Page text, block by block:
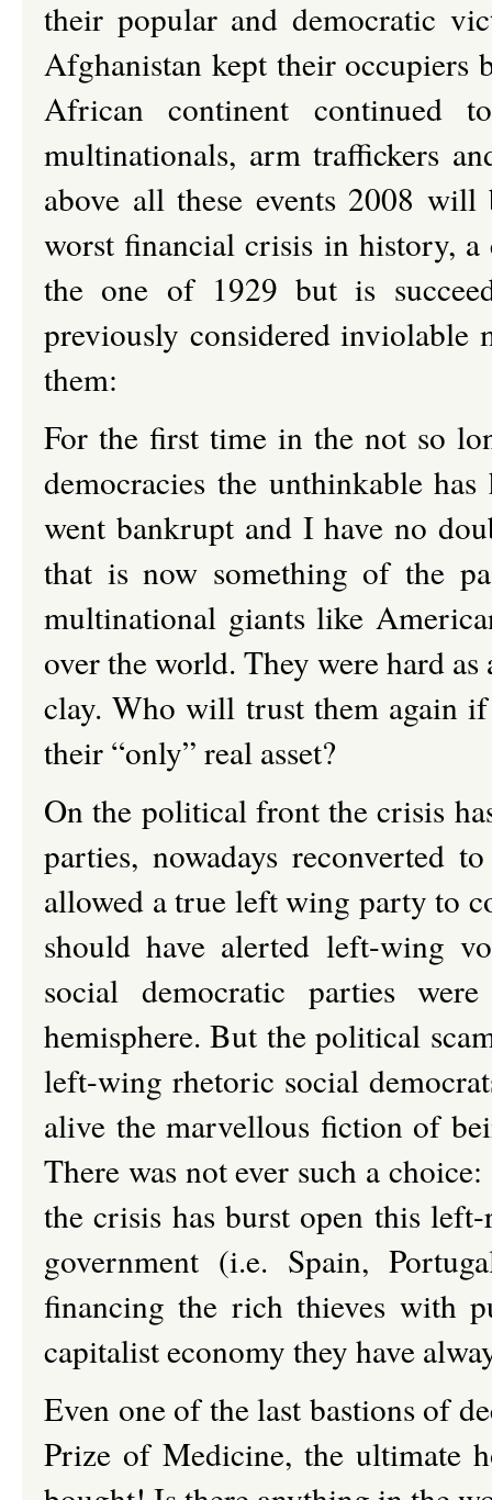
their popular and democratic
Afghanistan kept their occupiers
African continent
multinationals, arm traffickers
above all these events 2008
worst financial crisis in history,
the one of 1929 but is
previously considered inviolable
them:
For the first time in the not so
democracies the unthinkable
went bankrupt and I have no
that is now something of the
multinational giants like
over the world. They were hard
clay. Who will trust them again
their “only” real asset?
On the political front the crisis
parties, nowadays reconverted
allowed a true left wing party to
should have alerted left-wing
social democratic parties
hemisphere. But the political
left-wing rhetoric social
alive the marvellous fiction of
There was not ever such a
the crisis has burst open this
government (i.e. Spain,
financing the rich thieves with
capitalist economy they have
Even one of the last bastions of
Prize of Medicine, the ultimate